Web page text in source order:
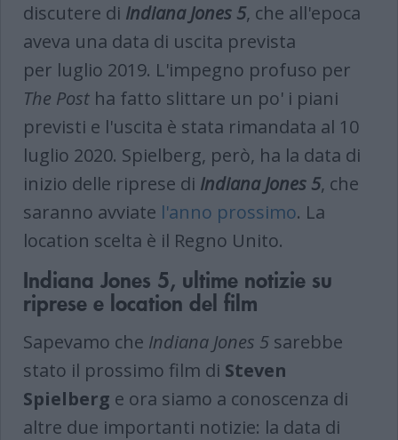
discutere di Indiana Jones 5, che all'epoca
aveva una data di uscita prevista
per luglio 2019. L'impegno profuso per
The Post ha fatto slittare un po' i piani
previsti e l'uscita è stata rimandata al 10
luglio 2020. Spielberg, però, ha la data di
inizio delle riprese di Indiana Jones 5, che
saranno avviate l'anno prossimo. La
location scelta è il Regno Unito.
Indiana Jones 5, ultime notizie su
riprese e location del film
Sapevamo che Indiana Jones 5 sarebbe
stato il prossimo film di Steven
Spielberg e ora siamo a conoscenza di
altre due importanti notizie: la data di